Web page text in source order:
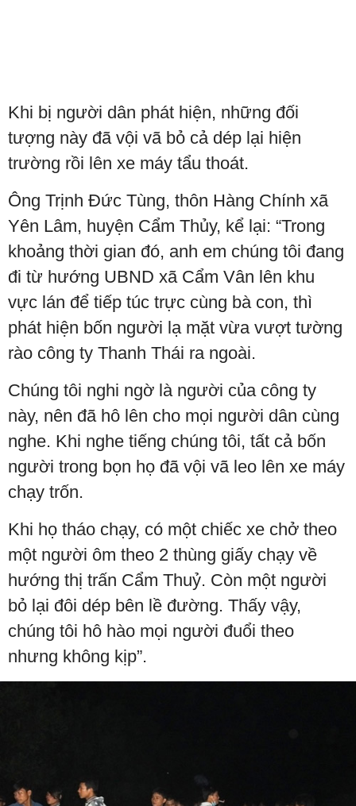
Khi bị người dân phát hiện, những đối
tượng này đã vội vã bỏ cả dép lại hiện
trường rồi lên xe máy tẩu thoát.
Ông Trịnh Đức Tùng, thôn Hàng Chính xã
Yên Lâm, huyện Cẩm Thủy, kể lại: “Trong
khoảng thời gian đó, anh em chúng tôi đang
đi từ hướng UBND xã Cẩm Vân lên khu
vực lán để tiếp túc trực cùng bà con, thì
phát hiện bốn người lạ mặt vừa vượt tường
rào công ty Thanh Thái ra ngoài.
Chúng tôi nghi ngờ là người của công ty
này, nên đã hô lên cho mọi người dân cùng
nghe. Khi nghe tiếng chúng tôi, tất cả bốn
người trong bọn họ đã vội vã leo lên xe máy
chạy trốn.
Khi họ tháo chạy, có một chiếc xe chở theo
một người ôm theo 2 thùng giấy chạy về
hướng thị trấn Cẩm Thuỷ. Còn một người
bỏ lại đôi dép bên lề đường. Thấy vậy,
chúng tôi hô hào mọi người đuổi theo
nhưng không kịp”.